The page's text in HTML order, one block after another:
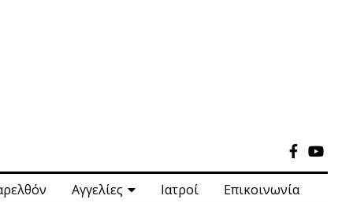
Αγγελίες Ιατροί Επικοινωνία